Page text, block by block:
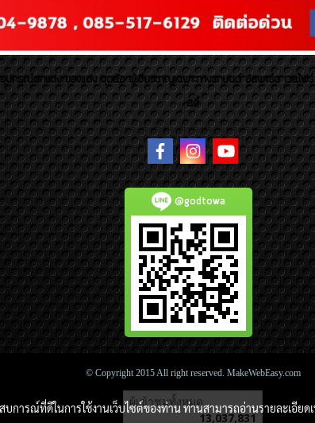
ปกรณ์ตกแต่ง ของแต่ง ชุดล้อ ผู้เชี่ยวชาญเฉพาะทางรถยนต์ อัลพาร์ด เวลไฟ
สตี้
@godtowa
© Copyright 2015 All right reserved. MakeWebEasy.com
ผู้เข้าชมวันนี้ 4,497
การณ์ที่ดีในการใช้งานเว็บไซต์ของท่าน ท่านสามารถอ่านรายละเอียด